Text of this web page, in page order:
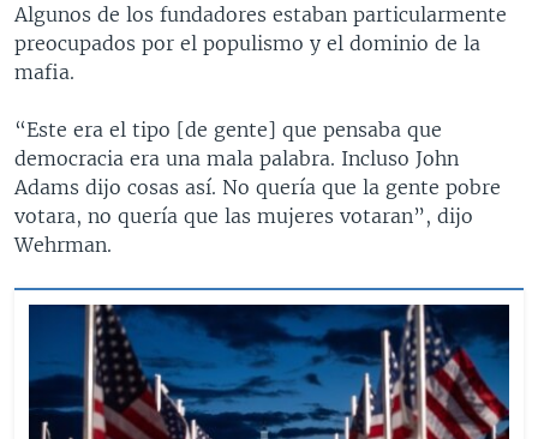
Algunos de los fundadores estaban particularmente
preocupados por el populismo y el dominio de la
mafia.
“Este era el tipo [de gente] que pensaba que
democracia era una mala palabra. Incluso John
Adams dijo cosas así. No quería que la gente pobre
votara, no quería que las mujeres votaran”, dijo
Wehrman.